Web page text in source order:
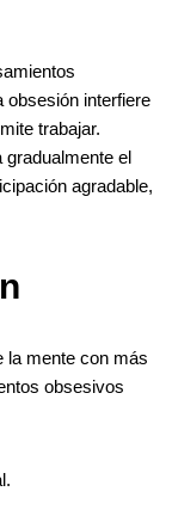
obsesión interfiere
trabajar.
gradualmente el
agradable,
la mente con más
obsesivos